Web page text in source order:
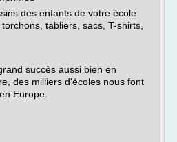
des enfants de votre école
tabliers, sacs, T-shirts,
succès aussi bien en
des milliers d'écoles nous font
Europe.